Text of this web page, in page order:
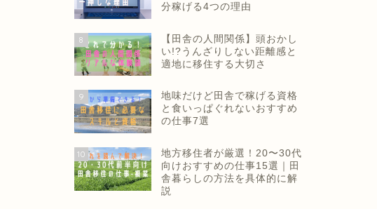
分稼げる4つの理由
8
【田舎の人間関係】頭おかし
い!?うんざりしない距離感と
適地に移住する大切さ
9
地味だけど田舎で稼げる資格
と食いっぱぐれないおすすめ
の仕事7選
10
地方移住者が厳選！20〜30代
向けおすすめの仕事15選｜田
舎暮らしの方法を具体的に解
説